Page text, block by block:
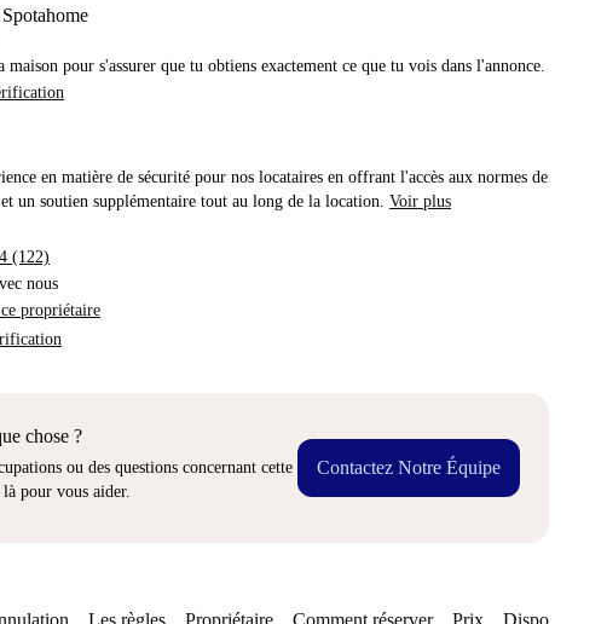
pour s'assurer que tu obtiens exactement ce que tu vois dans l'annonce.
en matière de sécurité pour nos locataires en offrant l'accès aux normes de
un soutien supplémentaire tout au long de la location. Voir plus
4 (122)
nous
propriétaire
chose ?
ou des questions concernant cette
là pour vous aider.
Contactez Notre Équipe
Les règles Propriétaire Comment réserver Prix Disponibilités